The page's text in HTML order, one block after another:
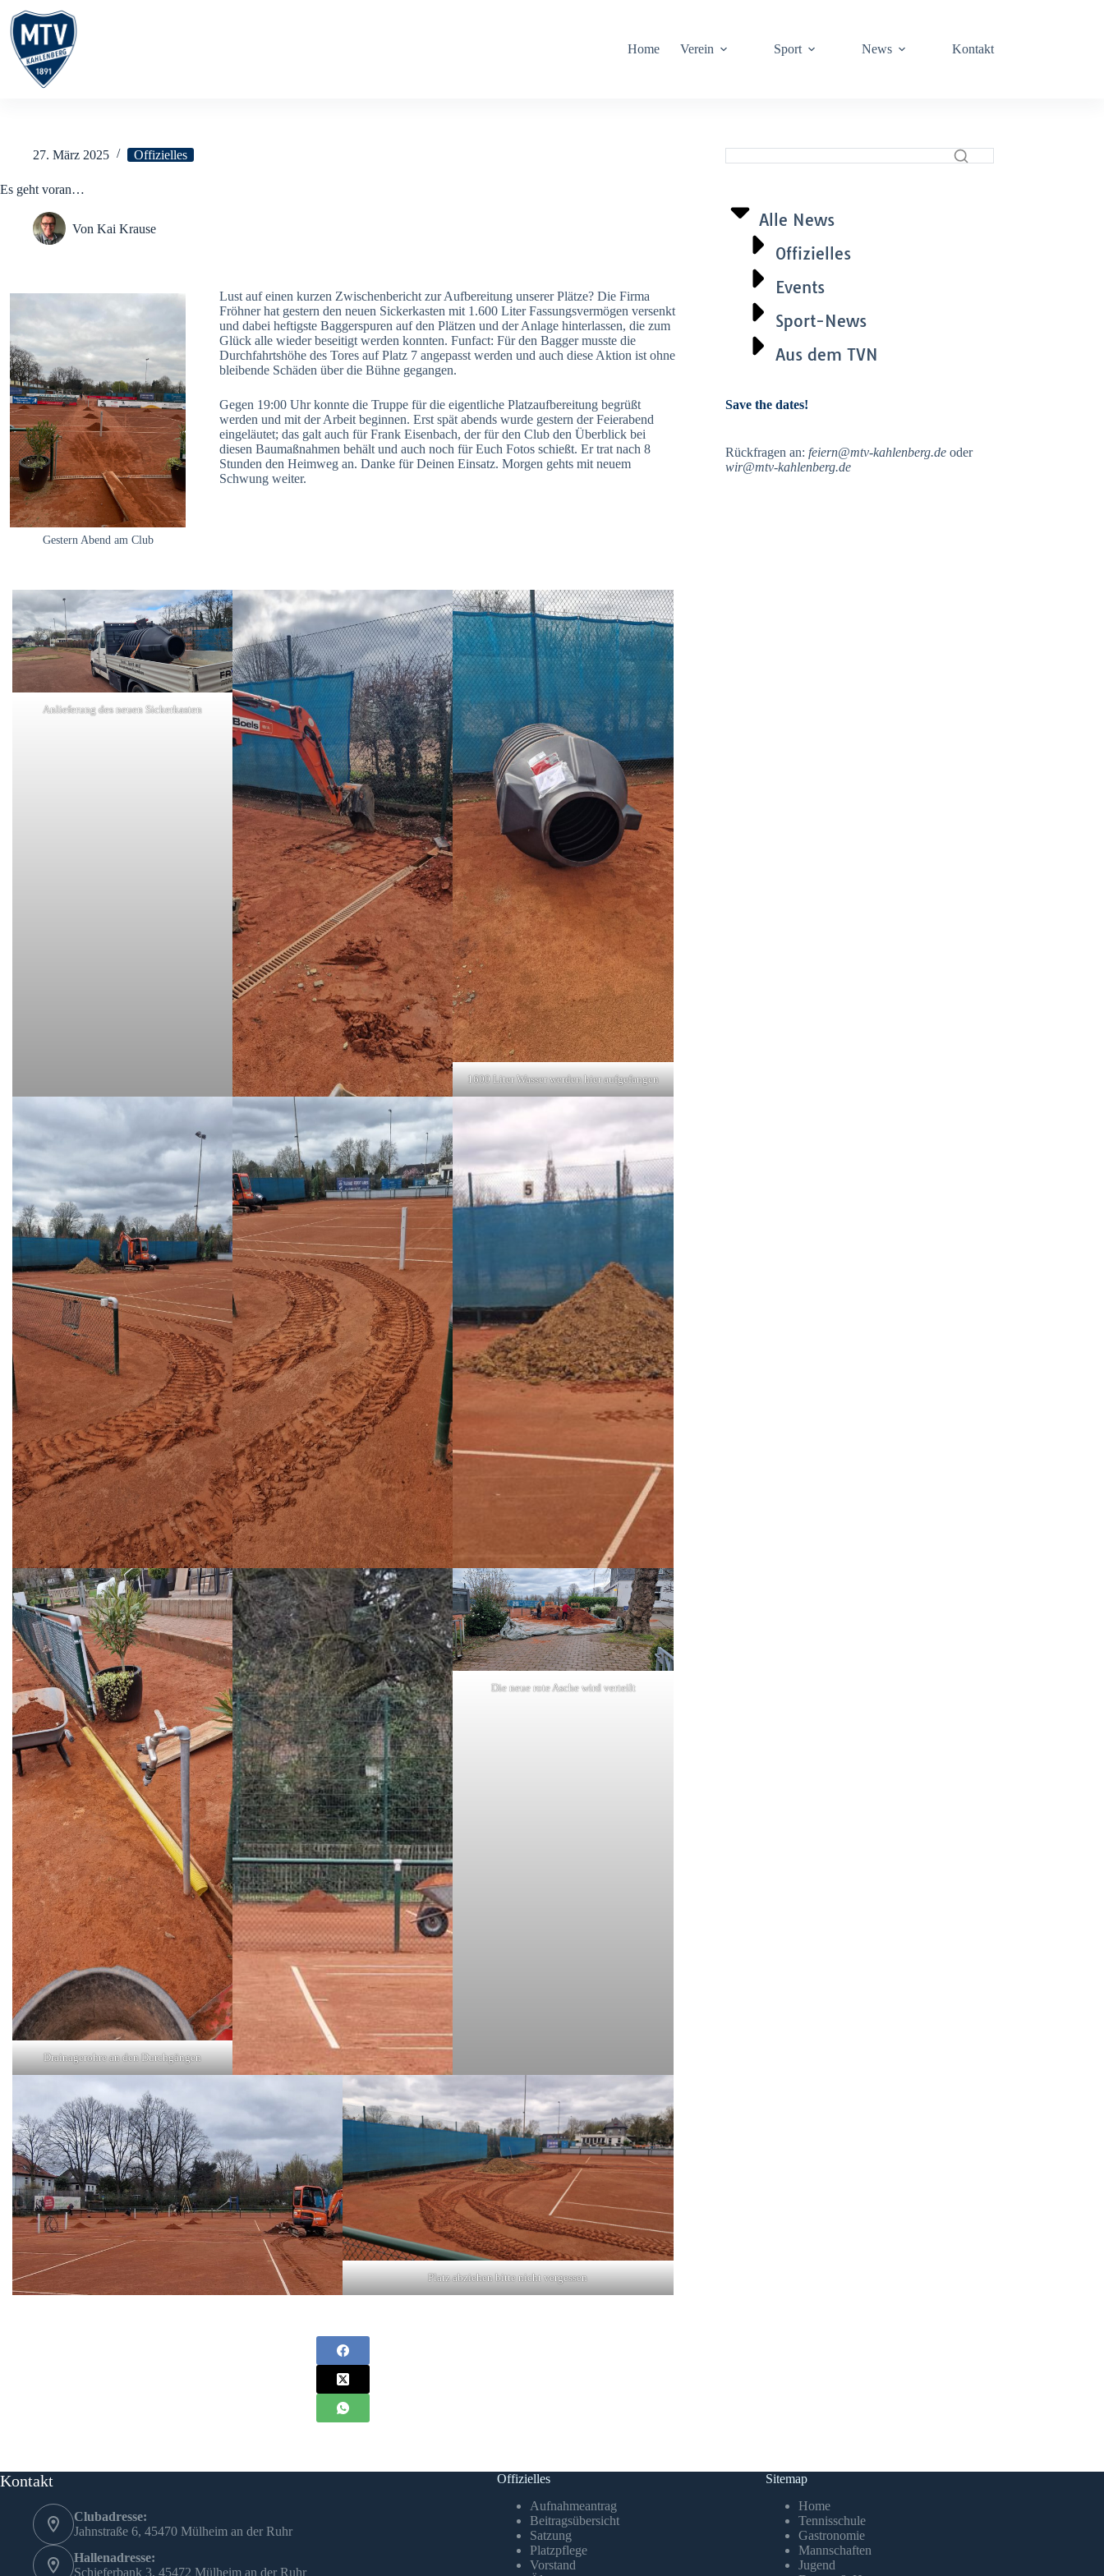
Inhalt
springen
Home
Verein Sport News Kontakt
27. März 2025 Offizielles
Es geht voran…
Von Kai Krause
Gestern Abend am Club
Lust auf einen kurzen Zwischenbericht zur Aufbereitung unserer Plätze? Die Firma
Fröhner hat gestern den neuen Sickerkasten mit 1.600 Liter Fassungsvermögen versenkt
und dabei heftigste Baggerspuren auf den Plätzen und der Anlage hinterlassen, die zum
Glück alle wieder beseitigt werden konnten. Funfact: Für den Bagger musste die
Durchfahrtshöhe des Tores auf Platz 7 angepasst werden und auch diese Aktion ist ohne
bleibende Schäden über die Bühne gegangen.
Gegen 19:00 Uhr konnte die Truppe für die eigentliche Platzaufbereitung begrüßt
werden und mit der Arbeit beginnen. Erst spät abends wurde gestern der Feierabend
eingeläutet; das galt auch für Frank Eisenbach, der für den Club den Überblick bei
diesen Baumaßnahmen behält und auch noch für Euch Fotos schießt. Er trat nach 8
Stunden den Heimweg an. Danke für Deinen Einsatz. Morgen gehts mit neuem
Schwung weiter.
Anlieferung des neuen Sickerkasten
1600 Liter Wasser werden hier aufgefangen
Drainagerohre an den Durchgängen
Die neue rote Asche wird verteilt
Platz abziehen bitte nicht vergessen
Alle News
Offizielles
Events
Sport-News
Aus dem TVN
Save the dates!
Rückfragen an:feiern@mtv-kahlenberg.de oder
wir@mtv-kahlenberg.de
Kontakt
Clubadresse:
Jahnstraße 6, 45470 Mülheim an der Ruhr
Hallenadresse:
Schieferbank 3, 45472 Mülheim an der Ruhr
Offizielles
Aufnahmeantrag
Beitragsübersicht
Satzung
Platzpflege
Vorstand
Sitemap
Home
Tennisschule
Gastronomie
Mannschaften
Jugend